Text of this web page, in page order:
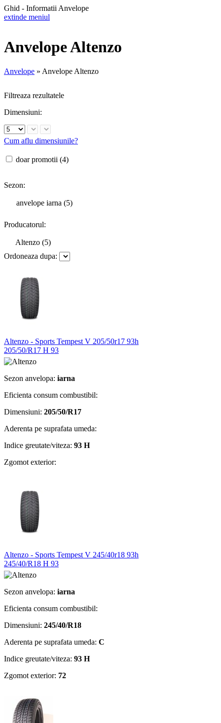
Ghid - Informatii Anvelope
extinde meniul
Anvelope Altenzo
Anvelope » Anvelope Altenzo
Filtreaza rezultatele
Dimensiuni:
Cum aflu dimensiunile?
doar promotii (4)
Sezon:
anvelope iarna (5)
Producatorul:
Altenzo (5)
Ordoneaza dupa:
Altenzo - Sports Tempest V 205/50r17 93h
205/50/R17 H 93
Sezon anvelopa: iarna
Eficienta consum combustibil:
Dimensiuni: 205/50/R17
Aderenta pe suprafata umeda:
Indice greutate/viteza: 93 H
Zgomot exterior:
Altenzo - Sports Tempest V 245/40r18 93h
245/40/R18 H 93
Sezon anvelopa: iarna
Eficienta consum combustibil:
Dimensiuni: 245/40/R18
Aderenta pe suprafata umeda: C
Indice greutate/viteza: 93 H
Zgomot exterior: 72